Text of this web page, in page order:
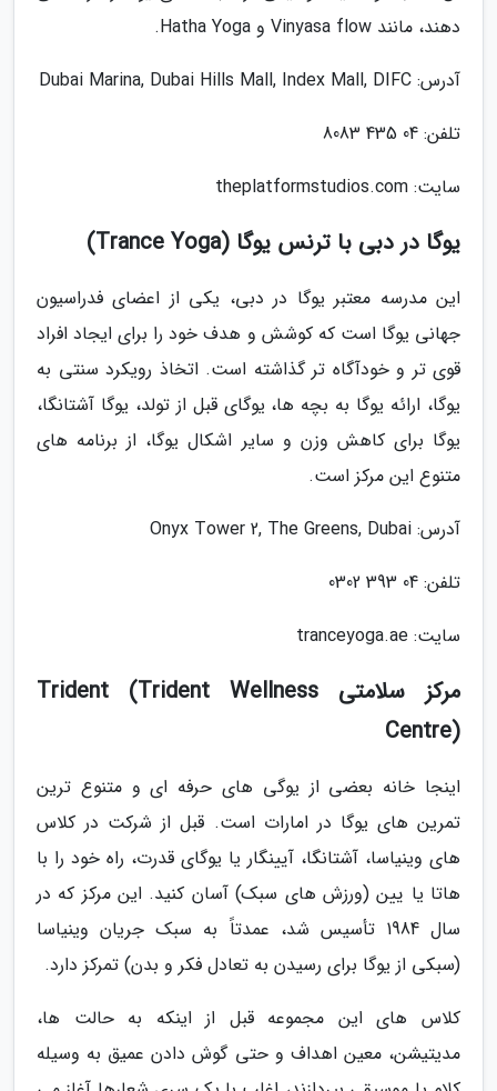
دهند، مانند Vinyasa flow و Hatha Yoga.
آدرس: Dubai Marina, Dubai Hills Mall, Index Mall, DIFC
تلفن: 04 435 8083
سایت: theplatformstudios.com
یوگا در دبی با ترنس یوگا (Trance Yoga)
این مدرسه معتبر یوگا در دبی، یکی از اعضای فدراسیون
جهانی یوگا است که کوشش و هدف خود را برای ایجاد افراد
قوی تر و خودآگاه تر گذاشته است. اتخاذ رویکرد سنتی به
یوگا، ارائه یوگا به بچه ها، یوگای قبل از تولد، یوگا آشتانگا،
یوگا برای کاهش وزن و سایر اشکال یوگا، از برنامه های
متنوع این مرکز است.
آدرس: Onyx Tower 2, The Greens, Dubai
تلفن: 04 393 0302
سایت: tranceyoga.ae
مرکز سلامتی Trident (Trident Wellness
Centre)
اینجا خانه بعضی از یوگی های حرفه ای و متنوع ترین
تمرین های یوگا در امارات است. قبل از شرکت در کلاس
های وینیاسا، آشتانگا، آیینگار یا یوگای قدرت، راه خود را با
هاتا یا یین (ورزش های سبک) آسان کنید. این مرکز که در
سال 1984 تأسیس شد، عمدتاً به سبک جریان وینیاسا
(سبکی از یوگا برای رسیدن به تعادل فکر و بدن) تمرکز دارد.
کلاس های این مجموعه قبل از اینکه به حالت ها،
مدیتیشن، معین اهداف و حتی گوش دادن عمیق به وسیله